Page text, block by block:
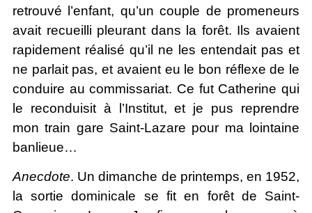
retrouvé l’enfant, qu’un couple de promeneurs
avait recueilli pleurant dans la forêt. Ils avaient
rapidement réalisé qu’il ne les entendait pas et
ne parlait pas, et avaient eu le bon réflexe de le
conduire au commissariat. Ce fut Catherine qui
le reconduisit à l’Institut, et je pus reprendre
mon train gare Saint-Lazare pour ma lointaine
banlieue…
Anecdote. Un dimanche de printemps, en 1952,
la sortie dominicale se fit en forêt de Saint-